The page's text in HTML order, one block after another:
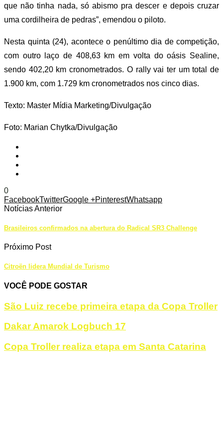
que não tinha nada, só abismo pra descer e depois cruzar
uma cordilheira de pedras”, emendou o piloto.
Nesta quinta (24), acontece o penúltimo dia de competição,
com outro laço de 408,63 km em volta do oásis Sealine,
sendo 402,20 km cronometrados. O rally vai ter um total de
1.900 km, com 1.729 km cronometrados nos cinco dias.
Texto: Master Mídia Marketing/Divulgação
Foto: Marian Chytka/Divulgação
0
FacebookTwitterGoogle +PinterestWhatsapp
Notícias Anterior
Brasileiros confirmados na abertura do Radical SR3 Challenge
Próximo Post
Citroën lidera Mundial de Turismo
VOCÊ PODE GOSTAR
São Luiz recebe primeira etapa da Copa Troller
Dakar Amarok Logbuch 17
Copa Troller realiza etapa em Santa Catarina